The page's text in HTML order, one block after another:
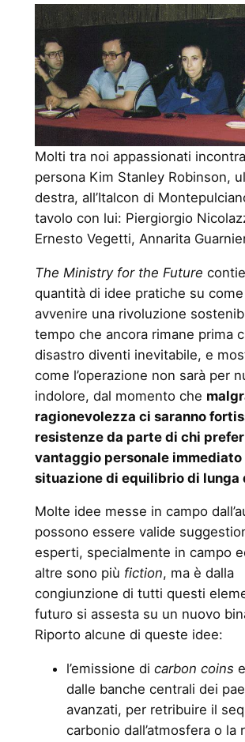
Molti tra noi appassionati
persona Kim Stanley Robinson,
destra, all’Italcon di
tavolo con lui: Piergiorgio
Ernesto Vegetti, Annarita
The Ministry for the Future
quantità di idee pratiche su
avvenire una rivoluzione
tempo che ancora rimane prima
disastro diventi inevitabile, e
come l’operazione non sarà per
indolore, dal momento che
ragionevolezza ci saranno
resistenze da parte di chi
vantaggio personale immediato
situazione di equilibrio di lunga
Molte idee messe in campo
possono essere valide
esperti, specialmente in campo
altre sono più fiction, ma è dalla
congiunzione di tutti questi
futuro si assesta su un nuovo
Riporto alcune di queste idee:
l’emissione di carbon coins
dalle banche centrali dei
avanzati, per retribuire il
carbonio dall’atmosfera o la